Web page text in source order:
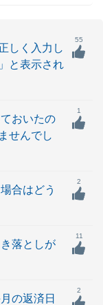
しく入力し
と表示され
55
おいたの
せんでし
1
合はどう
2
落としが
11
の返済日
2